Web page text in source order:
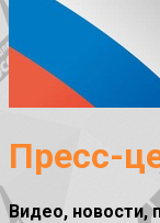
Пресс-
Видео, новости,